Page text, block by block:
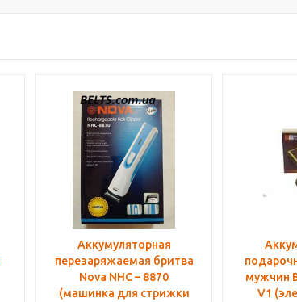
Аккумуляторная
перезаряжаемая бритва
Nova NHC – 8870
(машинка для стрижки
мужчин
V1